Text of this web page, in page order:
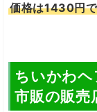
価格は1430円
ちいかわ
市販の販売